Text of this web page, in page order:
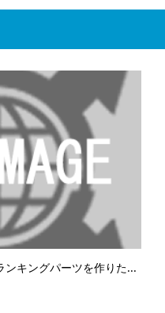
ンキングパーツを作りた...